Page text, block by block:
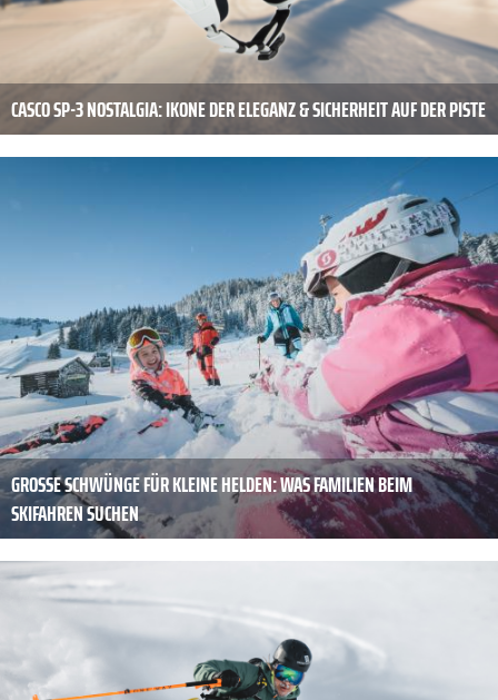
CASCO SP-3 NOSTALGIA: IKONE DER ELEGANZ & SICHERHEIT AUF DER PISTE
GROSSE SCHWÜNGE FÜR KLEINE HELDEN: WAS FAMILIEN BEIM S
KIFAHREN SUCHEN